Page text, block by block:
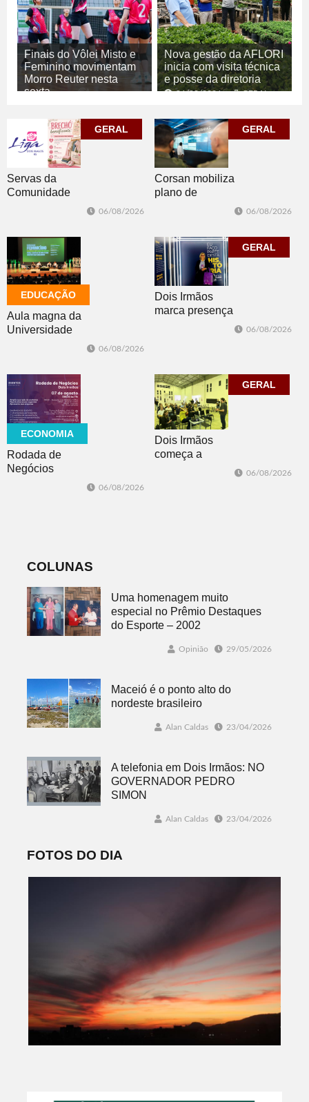
Finais do Vôlei Misto e
Feminino movimentam
Morro Reuter nesta
sexta
ESPORTE
Nova gestão da AFLORI
inicia com visita técnica
e posse da diretoria
06/08/2026 GERAL
GERAL
Servas da
Comunidade
06/08/2026
GERAL
Corsan mobiliza
plano de
temporais no RS
06/08/2026
EDUCAÇÃO
Aula magna da
Universidade
acadêmica em
debate sobre o
feminicídio
06/08/2026
GERAL
Dois Irmãos
marca presença
06/08/2026
ECONOMIA
Rodada de
Negócios
06/08/2026
GERAL
Dois Irmãos
começa a
06/08/2026
COLUNAS
Uma homenagem muito
especial no Prêmio Destaques
do Esporte – 2002
Opinião 29/05/2026
Maceió é o ponto alto do
nordeste brasileiro
Alan Caldas 23/04/2026
A telefonia em Dois Irmãos: NO
GOVERNADOR PEDRO
SIMON
Alan Caldas 23/04/2026
FOTOS DO DIA